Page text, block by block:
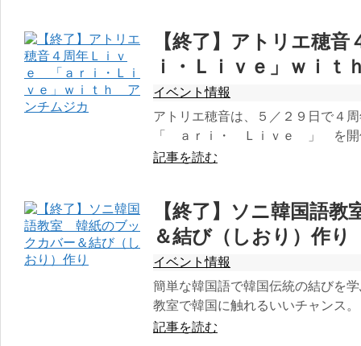
【終了】アトリエ穂
ｉ・Ｌｉｖｅ」ｗｉ
イベント情報
アトリエ穂音は、５／２９日で４
「 ａｒｉ・ Ｌｉｖｅ 」 を開
記事を読む
【終了】ソニ韓国語
＆結び（しおり）作り
イベント情報
簡単な韓国語で韓国伝統の結びを
教室で韓国に触れるいいチャンス
記事を読む